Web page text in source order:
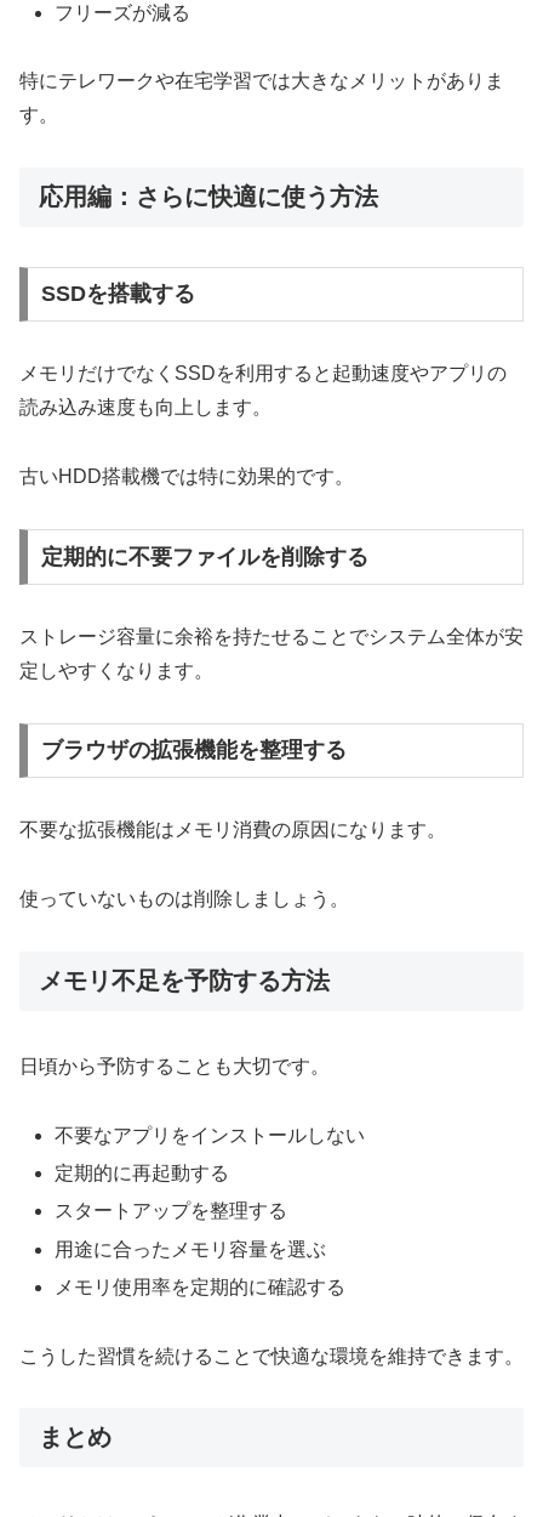
フリーズが減る
特にテレワークや在宅学習では大きなメリットがありま
す。
応用編：さらに快適に使う方法
SSDを搭載する
メモリだけでなくSSDを利用すると起動速度やアプリの
読み込み速度も向上します。
古いHDD搭載機では特に効果的です。
定期的に不要ファイルを削除する
ストレージ容量に余裕を持たせることでシステム全体が安
定しやすくなります。
ブラウザの拡張機能を整理する
不要な拡張機能はメモリ消費の原因になります。
使っていないものは削除しましょう。
メモリ不足を予防する方法
日頃から予防することも大切です。
不要なアプリをインストールしない
定期的に再起動する
スタートアップを整理する
用途に合ったメモリ容量を選ぶ
メモリ使用率を定期的に確認する
こうした習慣を続けることで快適な環境を維持できます。
まとめ